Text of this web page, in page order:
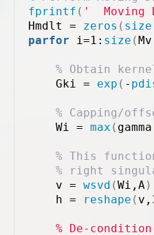
fprintf ( '  Moving
Hmdlt = zeros ( size
parfor i=1: size (
% Obtain
    Gki =
exp ( -
% Capping/
    Wi =
max (
% This
% right
    v =
wsvd (Wi,A)
    h =
reshape (
    % De-condition